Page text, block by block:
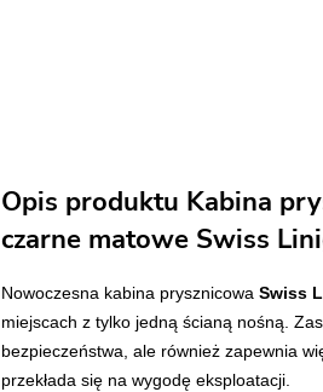
Opis produktu Kabina
czarne matowe Swiss
Nowoczesna kabina prysznicowa Swiss
miejscach z tylko jedną ścianą nośną.
bezpieczeństwa, ale również zapewnia
przekłada się na wygodę eksploatacji.